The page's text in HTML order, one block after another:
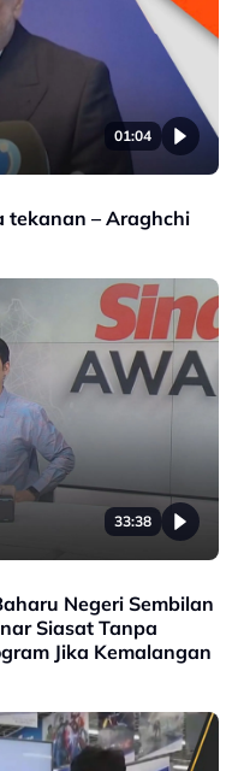
01:04
tekanan – Araghchi
33:38
Negeri Sembilan
Siasat Tanpa
Jika Kemalangan